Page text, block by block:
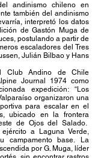
andinismo chileno en
también del andinismo
interpretó los datos
de Gastón Muga de
postulando a partir de
escaladores del Tres
Julián Bilbao y Hans
Club Andino de Chile
Journal 1974 como
expedición: “Los
organizaron una
para escalar en el
ubicado en la frontera
de Ojos del Salado.
a Laguna Verde,
campamento base. La
por G. Muga, líder